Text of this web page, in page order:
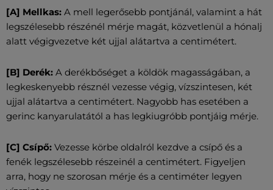
[A] Mellkas: A mell legerősebb pontjánál, valamint a hát
legszélesebb részénél mérje magát, közvetlenül a hónalj
alatt végigvezetve két ujjal alátartva a centimétert.
[B] Derék: A derékbőséget a köldök magasságában, a
legkeskenyebb résznél vezesse végig, vízszintesen, két
ujjal alátartva a centimétert. Nagyobb has esetében a
gerinc kanyarulatától a has legkiugróbb pontjáig mérje.
[C] Csípő: Vezesse körbe oldalról kezdve a csípő és a
fenék legszélesebb részeinél a centimétert. Figyeljen
arra, hogy ne szorosan mérje és a centiméter legyen